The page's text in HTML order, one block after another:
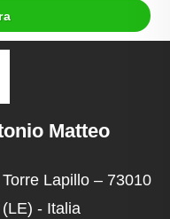
Matteo
Lapillo – 73010
- Italia